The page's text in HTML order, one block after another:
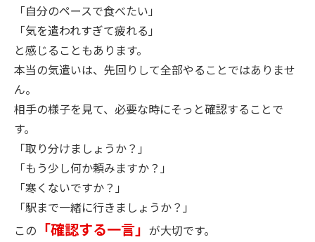
「自分のペースで食べたい」
「気を遣われすぎて疲れる」
と感じることもあります。
本当の気遣いは、先回りして全部やることではありませ
ん。
相手の様子を見て、必要な時にそっと確認することで
す。
「取り分けましょうか？」
「もう少し何か頼みますか？」
「寒くないですか？」
「駅まで一緒に行きましょうか？」
この 「確認する一言」 が大切です。